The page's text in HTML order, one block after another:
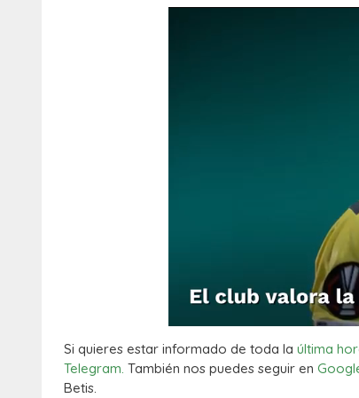
Si quieres estar informado de toda la última
Telegram. También nos puedes seguir en
Betis.